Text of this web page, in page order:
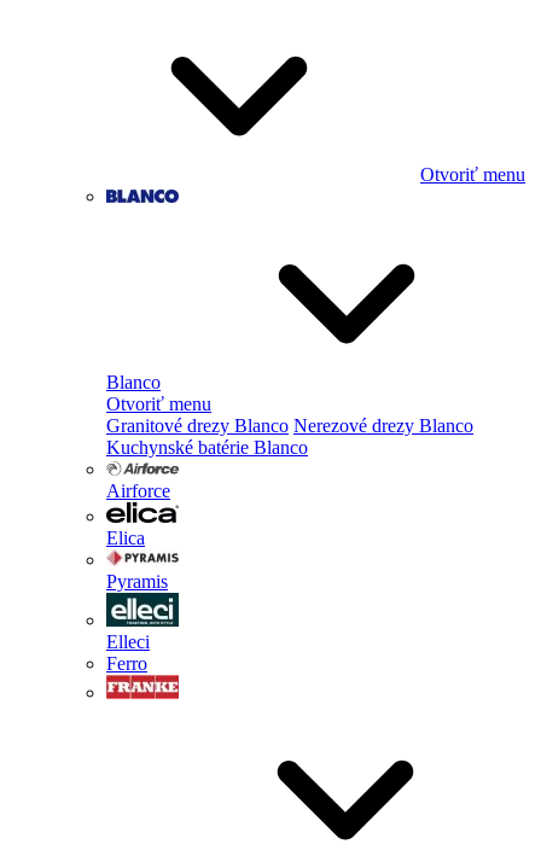
Otvoriť menu
Blanco
Otvoriť menu
Granitové drezy Blanco Nerezové drezy Blanco
Kuchynské batérie Blanco
Airforce
Elica
Pyramis
Elleci
Ferro